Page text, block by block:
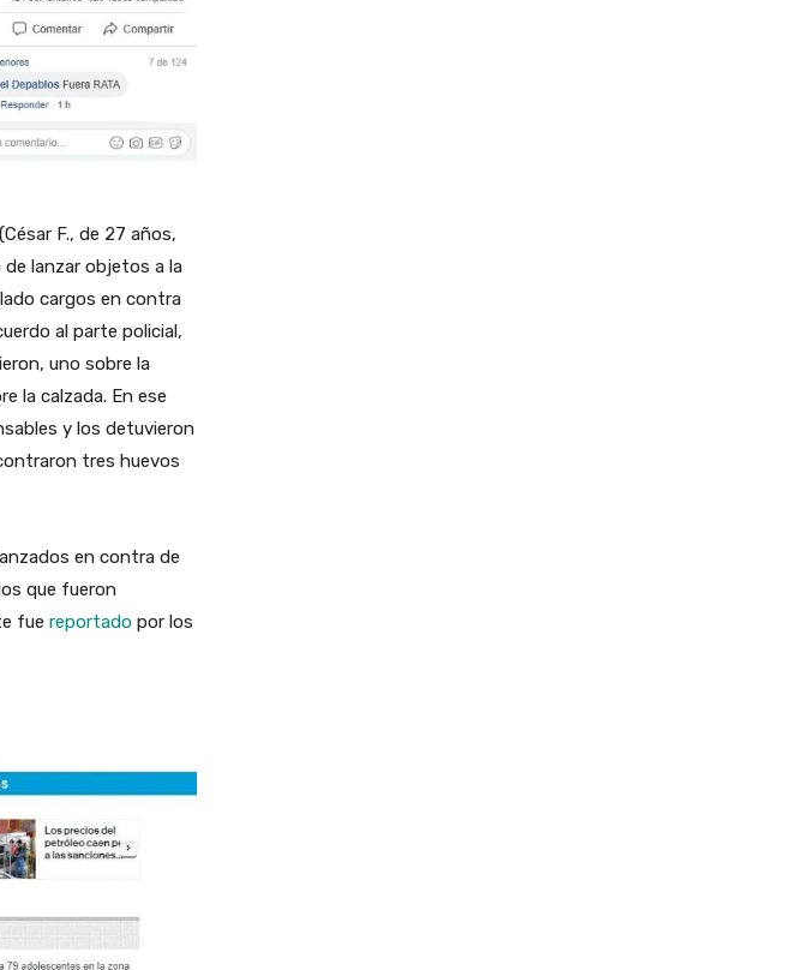
F., de 27 años,
de lanzar objetos a la
cargos en contra
al parte policial,
uno sobre la
la calzada. En ese
y los detuvieron
tres huevos
en contra de
que fueron
fue reportado por los